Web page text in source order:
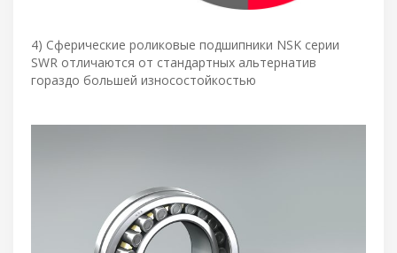
4) Сферические роликовые подшипники NSK серии
SWR отличаются от стандартных альтернатив
гораздо большей износостойкостью